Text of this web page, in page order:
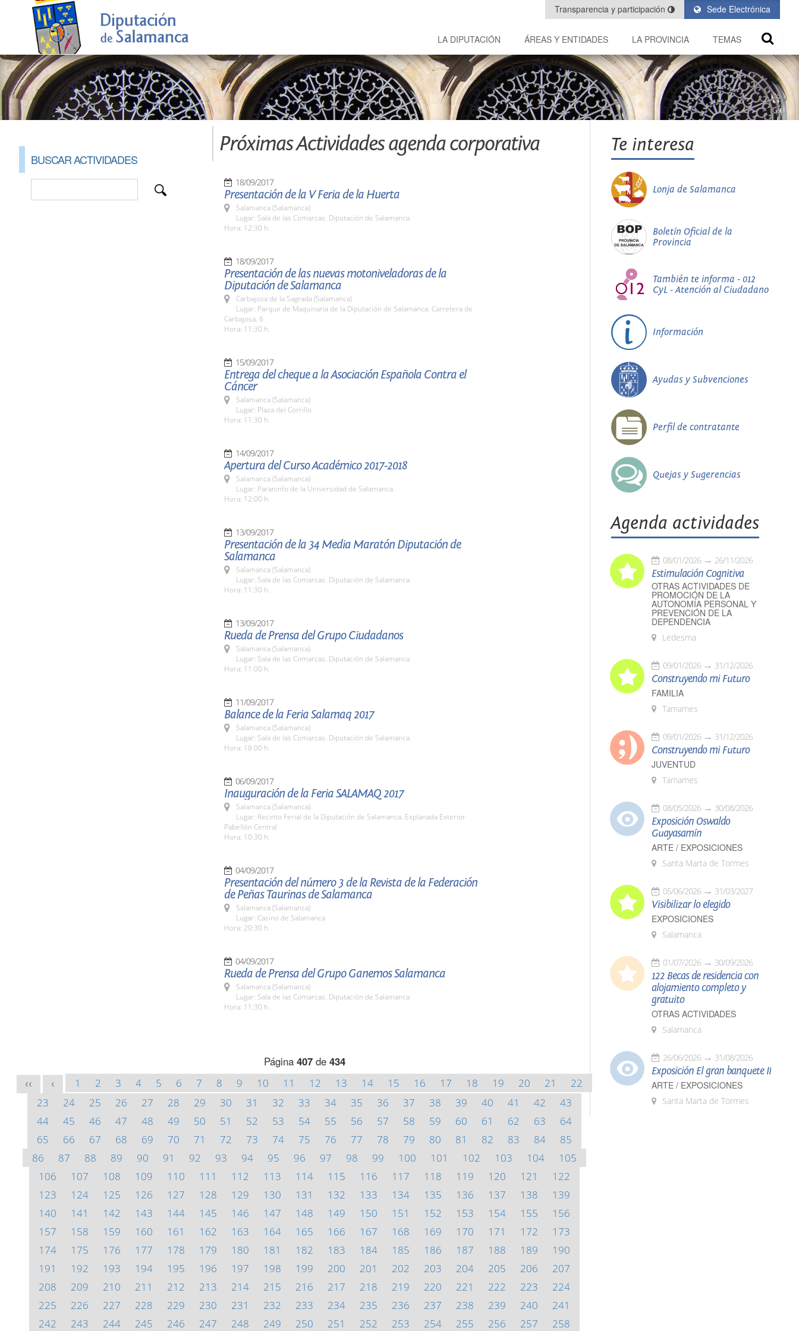
Sede Electrónica
Transparencia y participación
LA DIPUTACIÓN ÁREAS Y ENTIDADES LA PROVINCIA TEMAS
BUSCAR ACTIVIDADES
Próximas Actividades agenda corporativa
18/09/2017
Presentación de la V Feria de la Huerta
Salamanca (Salamanca)
Lugar: Sala de las Comarcas. Diputación de Salamanca
Hora: 12:30 h.
18/09/2017
Presentación de las nuevas motoniveladoras de la
Diputación de Salamanca
Carbajosa de la Sagrada (Salamanca)
Lugar: Parque de Maquinaria de la Diputación de Salamanca. Carretera de
Carbajosa, 6
Hora: 11:30 h.
15/09/2017
Entrega del cheque a la Asociación Española Contra el
Cáncer
Salamanca (Salamanca)
Lugar: Plaza del Corrillo
Hora: 11:30 h.
14/09/2017
Apertura del Curso Académico 2017-2018
Salamanca (Salamanca)
Lugar: Paraninfo de la Universidad de Salamanca
Hora: 12:00 h.
13/09/2017
Presentación de la 34 Media Maratón Diputación de
Salamanca
Salamanca (Salamanca)
Lugar: Sala de las Comarcas. Diputación de Salamanca
Hora: 11:30 h.
13/09/2017
Rueda de Prensa del Grupo Ciudadanos
Salamanca (Salamanca)
Lugar: Sala de las Comarcas. Diputación de Salamanca
Hora: 11:00 h.
11/09/2017
Balance de la Feria Salamaq 2017
Salamanca (Salamanca)
Lugar: Sala de las Comarcas. Diputación de Salamanca
Hora: 18:00 h.
06/09/2017
Inauguración de la Feria SALAMAQ 2017
Salamanca (Salamanca)
Lugar: Recinto Ferial de la Diputación de Salamanca. Explanada Exterior
Pabellón Central
Hora: 10:30 h.
04/09/2017
Presentación del número 3 de la Revista de la Federación
de Peñas Taurinas de Salamanca
Salamanca (Salamanca)
Lugar: Casino de Salamanca
Hora: 20:30 h.
04/09/2017
Rueda de Prensa del Grupo Ganemos Salamanca
Salamanca (Salamanca)
Lugar: Sala de las Comarcas. Diputación de Salamanca
Hora: 11:30 h.
Página 407de 434
<< < 1 2 3 4 5 6 7 8 9 10 11 12 13 14 15 16 17 18 19 20 21
22
23
24 25 26 27 28 29 30 31 32 33 34 35 36 37 38 39 40 41 42
43
44
45 46 47 48 49 50 51 52 53 54 55 56 57 58 59 60 61 62 63
64
65
66 67 68 69 70 71 72 73 74 75 76 77 78 79 80 81 82 83 84
85
86
87 88 89 90 91 92 93 94 95 96 97 98 99 100 101 102 103 104
105
106
107 108 109 110 111 112 113 114 115 116 117 118 119 120 121
122
123
124 125 126 127 128 129 130 131 132 133 134 135 136 137 138
139
140
141 142 143 144 145 146 147 148 149 150 151 152 153 154 155
156
157
158 159 160 161 162 163 164 165 166 167 168 169 170 171 172
173
174
175 176 177 178 179 180 181 182 183 184 185 186 187 188 189
190
191
192 193 194 195 196 197 198 199 200 201 202 203 204 205 206
207
208
209 210 211 212 213 214 215 216 217 218 219 220 221 222 223
224
225
226 227 228 229 230 231 232 233 234 235 236 237 238 239 240
241
242
243 244 245 246 247 248 249 250 251 252 253 254 255 256 257 258
Te interesa
Lonja de Salamanca
Boletín Oficial de la
Provincia
También te informa - 012
CyL - Atención al Ciudadano
Información
Ayudas y Subvenciones
Perfil de contratante
Quejas y Sugerencias
Agenda actividades
08/01/2026 26/11/2026
Estimulación Cognitiva
OTRAS ACTIVIDADES DE
PROMOCIÓN DE LA
AUTONOMÍA PERSONAL Y
PREVENCIÓN DE LA
DEPENDENCIA
Ledesma
09/01/2026 31/12/2026
Construyendo mi Futuro
FAMILIA
Tamames
09/01/2026 31/12/2026
Construyendo mi Futuro
JUVENTUD
Tamames
08/05/2026 30/08/2026
Exposición Oswaldo
Guayasamín
ARTE / EXPOSICIONES
Santa Marta de Tormes
05/06/2026 31/03/2027
Visibilizar lo elegido
EXPOSICIONES
Salamanca
01/07/2026 30/09/2026
122 Becas de residencia con
alojamiento completo y
gratuito
OTRAS ACTIVIDADES
Salamanca
26/06/2026 31/08/2026
Exposición El gran banquete II
ARTE / EXPOSICIONES
Santa Marta de Tormes